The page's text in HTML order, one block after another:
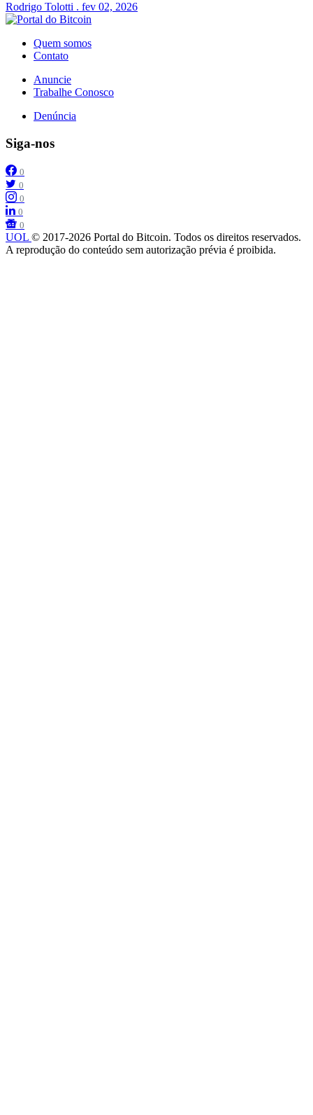
Rodrigo Tolotti . fev 02, 2026
Quem somos
Contato
Anuncie
Trabalhe Conosco
Denúncia
Siga-nos
0
0
0
0
0
UOL © 2017-2026 Portal do Bitcoin. Todos os direitos reservados.
A reprodução do conteúdo sem autorização prévia é proibida.